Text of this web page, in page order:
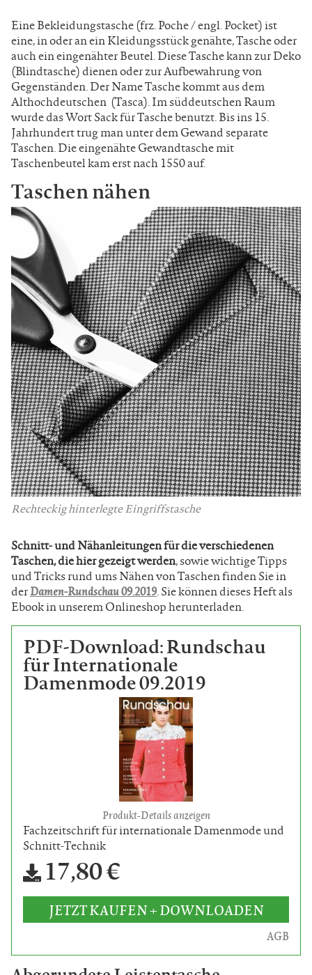
Eine Bekleidungstasche (frz. Poche / engl. Pocket) ist
eine, in oder an ein Kleidungsstück genähte, Tasche oder
auch ein eingenähter Beutel. Diese Tasche kann zur Deko
(Blindtasche) dienen oder zur Aufbewahrung von
Gegenständen. Der Name Tasche kommt aus dem
Althochdeutschen (Tasca). Im süddeutschen Raum
wurde das Wort Sack für Tasche benutzt. Bis ins 15.
Jahrhundert trug man unter dem Gewand separate
Taschen. Die eingenähte Gewandtasche mit
Taschenbeutel kam erst nach 1550 auf.
Taschen nähen
Rechteckig hinterlegte Eingriffstasche
Schnitt- und Nähanleitungen für die verschiedenen
Taschen, die hier gezeigt werden, sowie wichtige Tipps
und Tricks rund ums Nähen von Taschen finden Sie in
derDamen-Rundschau 09.2019. Sie können dieses Heft als
Ebook in unserem Onlineshop herunterladen.
PDF-Download: Rundschau
für Internationale
Damenmode 09.2019
Produkt-Details anzeigen
Fachzeitschrift für internationale Damenmode und
Schnitt-Technik
17,80 €
JETZT KAUFEN + DOWNLOADEN
AGB